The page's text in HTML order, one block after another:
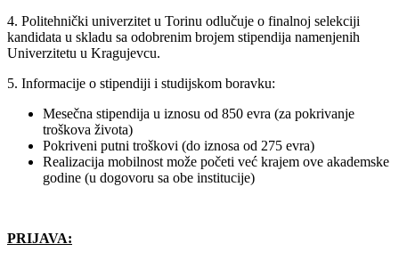
4. Politehnički univerzitet u Torinu odlučuje o finalnoj selekciji
kandidata u skladu sa odobrenim brojem stipendija namenjenih
Univerzitetu u Kragujevcu.
5. Informacije o stipendiji i studijskom boravku:
Mesečna stipendija u iznosu od 850 evra (za pokrivanje
troškova života)
Pokriveni putni troškovi (do iznosa od 275 evra)
Realizacija mobilnost može početi već krajem ove akademske
godine (u dogovoru sa obe institucije)
PRIJAVA: